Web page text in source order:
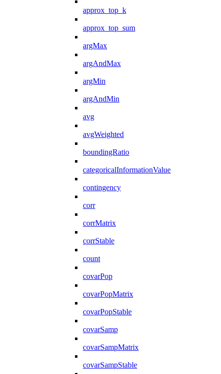
approx_top_k
approx_top_sum
argMax
argAndMax
argMin
argAndMin
avg
avgWeighted
boundingRatio
categoricalInformationValue
contingency
corr
corrMatrix
corrStable
count
covarPop
covarPopMatrix
covarPopStable
covarSamp
covarSampMatrix
covarSampStable